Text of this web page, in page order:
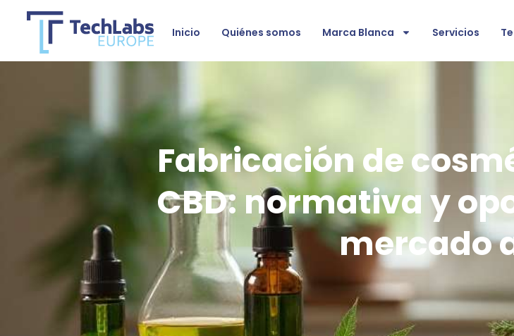
Inicio Quiénes somos Marca Blanca Servicios
Fabricación de
CBD: normativa y
mercado